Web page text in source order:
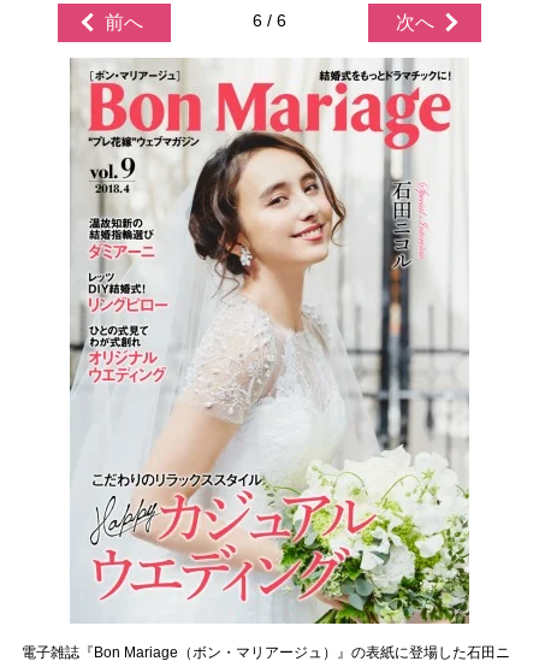
前へ 6 / 6 次へ
電子雑誌『Bon Mariage（ボン・マリアージュ）』の表紙に登場した石田ニ